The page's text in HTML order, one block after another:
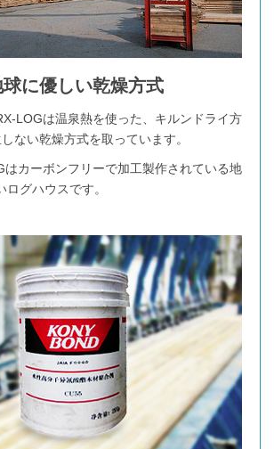
球に優しい乾燥方式
LOGは温泉熱を使った、キルンドライ方
ない乾燥方式を取っています。
はカーボンフリーで加工製作されている地
グハウスです。